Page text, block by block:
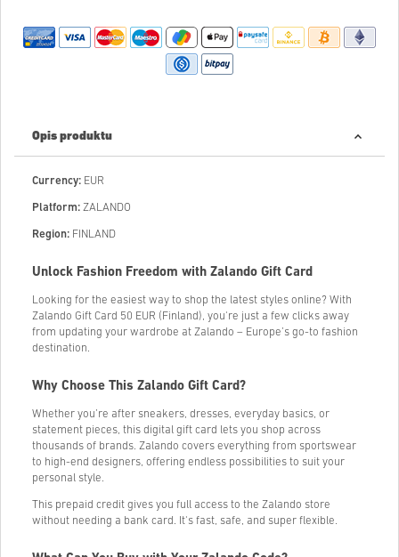
Opis produktu
Currency: EUR
Platform: ZALANDO
Region: FINLAND
Unlock Fashion Freedom with Zalando Gift Card
Looking for the easiest way to shop the latest styles online? With
Zalando Gift Card 50 EUR (Finland), you're just a few clicks away
from updating your wardrobe at Zalando – Europe’s go-to fashion
destination.
Why Choose This Zalando Gift Card?
Whether you’re after sneakers, dresses, everyday basics, or
statement pieces, this digital gift card lets you shop across
thousands of brands. Zalando covers everything from sportswear
to high-end designers, offering endless possibilities to suit your
personal style.
This prepaid credit gives you full access to the Zalando store
without needing a bank card. It's fast, safe, and super flexible.